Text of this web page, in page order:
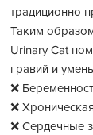
традиционно
Таким
Urinary Cat
гравий и
❌
❌
❌ Сердечные